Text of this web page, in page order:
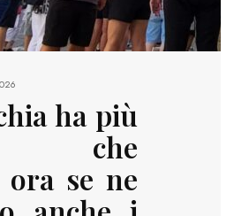
ha più
che
ora se ne